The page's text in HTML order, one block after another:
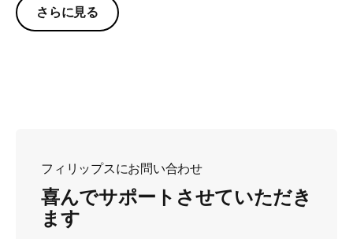
さらに見る
フィリップスにお問い合わせ
喜んでサポートさせていただき
ます